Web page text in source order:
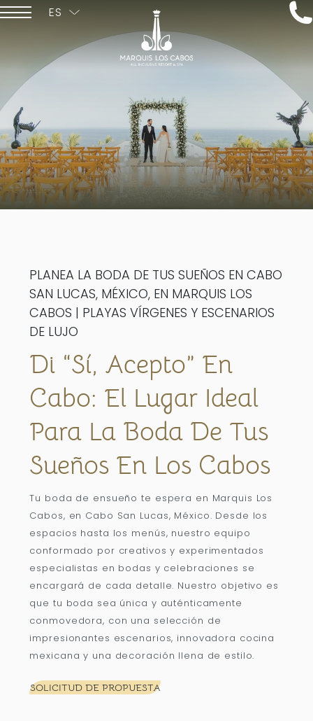
ES
ENGLISH
PLANEA LA BODA DE TUS SUEÑOS EN CABO
SAN LUCAS, MÉXICO, EN MARQUIS LOS
CABOS | PLAYAS VÍRGENES Y ESCENARIOS
DE LUJO
Di “Sí, Acepto” En
Cabo: El Lugar Ideal
Para La Boda De Tus
Sueños En Los Cabos
Tu boda de ensueño te espera en Marquis Los
Cabos, en Cabo San Lucas, México. Desde los
espacios hasta los menús, nuestro equipo
conformado por creativos y experimentados
especialistas en bodas y celebraciones se
encargará de cada detalle. Nuestro objetivo es
que tu boda sea única y auténticamente
conmovedora, con una selección de
impresionantes escenarios, innovadora cocina
mexicana y una decoración llena de estilo.
SOLICITUD DE PROPUESTA